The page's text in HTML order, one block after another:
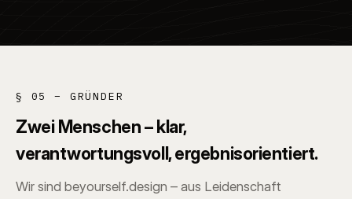
§ 05 – GRÜNDER
Zwei Menschen – klar,
verantwortungsvoll, ergebnisorientiert.
Wir sind beyourself.design – aus Leidenschaft